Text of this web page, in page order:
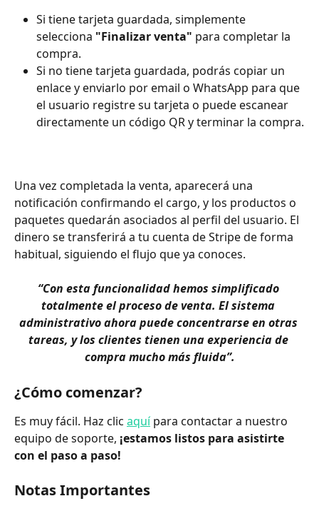
Si tiene tarjeta guardada, simplemente
selecciona "Finalizar venta" para completar la
compra.
Si no tiene tarjeta guardada, podrás copiar un
enlace y enviarlo por email o WhatsApp para que
el usuario registre su tarjeta o puede escanear
directamente un código QR y terminar la compra.
Una vez completada la venta, aparecerá una
notificación confirmando el cargo, y los productos o
paquetes quedarán asociados al perfil del usuario. El
dinero se transferirá a tu cuenta de Stripe de forma
habitual, siguiendo el flujo que ya conoces.
“Con esta funcionalidad hemos simplificado
totalmente el proceso de venta. El sistema
administrativo ahora puede concentrarse en otras
tareas, y los clientes tienen una experiencia de
compra mucho más fluida”.
¿Cómo comenzar?
Es muy fácil. Haz clic aquí para contactar a nuestro
equipo de soporte, ¡estamos listos para asistirte
con el paso a paso!
Notas Importantes